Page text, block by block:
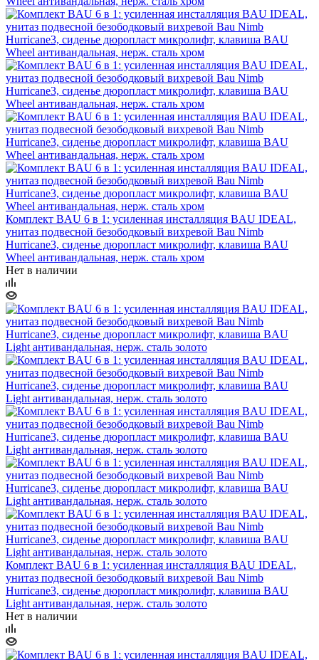
Комплект BAU 6 в 1: усиленная инсталляция BAU IDEAL,
унитаз подвесной безободковый вихревой Bau Nimb
Hurricane3, сиденье дюропласт микролифт, клавиша BAU
Wheel антивандальная, нерж. сталь хром
Нет в наличии
Комплект BAU 6 в 1: усиленная инсталляция BAU IDEAL,
унитаз подвесной безободковый вихревой Bau Nimb
Hurricane3, сиденье дюропласт микролифт, клавиша BAU
Light антивандальная, нерж. сталь золото
Нет в наличии